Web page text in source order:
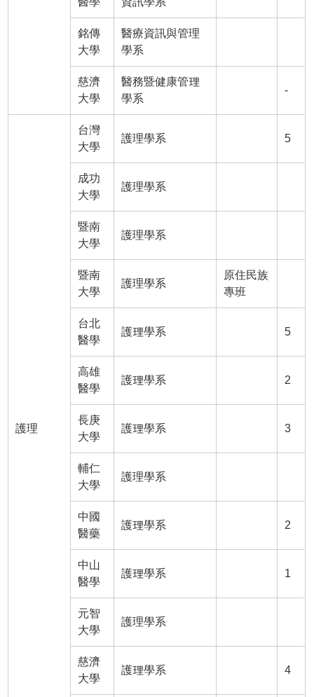
銘傳
大學
醫療資訊與管理
學系
慈濟
大學
醫務暨健康管理
學系
-
護理
台灣
大學
護理學系 5
成功
大學
護理學系
暨南
大學
護理學系
暨南
大學
護理學系
原住民族
專班
台北
醫學
護理學系 5
高雄
醫學
護理學系 2
長庚
大學
護理學系 3
輔仁
大學
護理學系
中國
醫藥
護理學系 2
中山
醫學
護理學系 1
元智
大學
護理學系
慈濟
大學
護理學系 4